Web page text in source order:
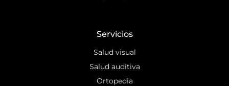
Servicios
Salud visual
Salud auditiva
Ortopedia